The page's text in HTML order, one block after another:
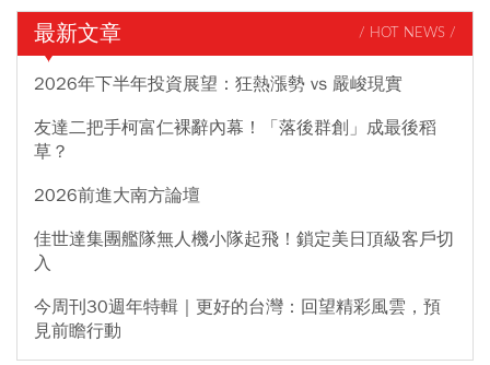
最新文章 / HOT NEWS /
2026年下半年投資展望：狂熱漲勢 vs 嚴峻現實
友達二把手柯富仁裸辭內幕！「落後群創」成最後稻
草？
2026前進大南方論壇
佳世達集團艦隊無人機小隊起飛！鎖定美日頂級客戶切
入
今周刊30週年特輯｜更好的台灣：回望精彩風雲，預
見前瞻行動